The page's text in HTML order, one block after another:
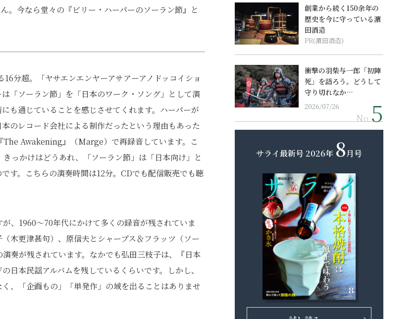
。今なら堂々の『ビリー・ハーパーのソーラン節』と
分超。「ヤサエンエンヤーアサアーアノドッコイショ
「ソーラン節」を「日本のワーク・ソング」として演
も通じていることを感じさせてくれます。ハーパーが
のレコード会社による制作だったという理由もあった
The Awakening』（Marge）で再録音しています。こ
っかけはどうあれ、「ソーラン節」は「日本向け」と
す。こちらの演奏時間は12分。CDでも配信販売でも聴
、1960〜70年代にかけて多くの録音が残されていま
木更津甚句）、原信夫とシャープス＆フラッツ（ソー
奏が残されています。なかでも弘田三枝子は、『日本
日本民謡アルバムを残しているくらいです。しかし、
、「企画もの」「単発作」の域を出ることはありませ
創業から続く150余年の
歴史を今に守っている濵
田酒造
PR(濵田酒造)
衝撃の羽柴与一郎「初陣
死」を語ろう。どうして
守り切れなか…
2026/07/26
No.
サライ最新号 2026年 8月号